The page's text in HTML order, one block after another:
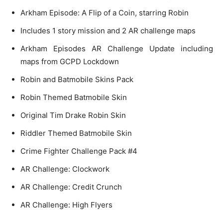
Arkham Episode: A Flip of a Coin, starring Robin
Includes 1 story mission and 2 AR challenge maps
Arkham Episodes AR Challenge Update including
maps from GCPD Lockdown
Robin and Batmobile Skins Pack
Robin Themed Batmobile Skin
Original Tim Drake Robin Skin
Riddler Themed Batmobile Skin
Crime Fighter Challenge Pack #4
AR Challenge: Clockwork
AR Challenge: Credit Crunch
AR Challenge: High Flyers